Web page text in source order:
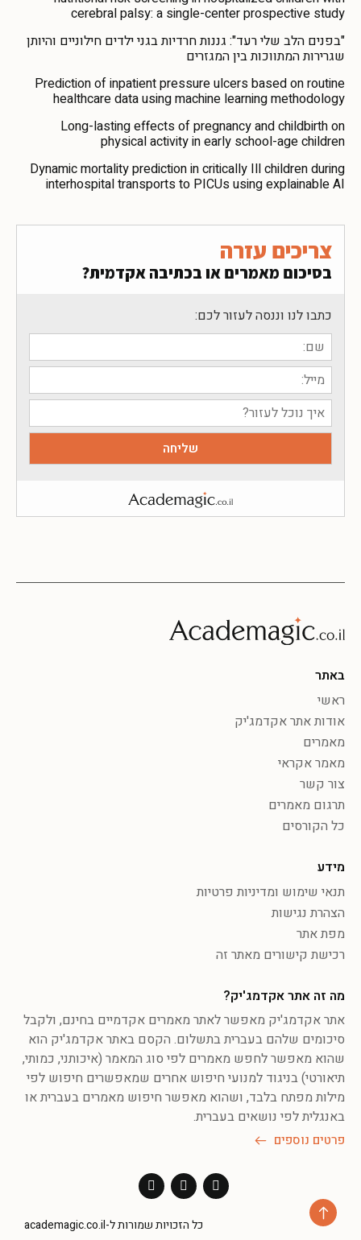
cerebral palsy: a single-center prospective study
"בפנים הלב שלי רעד": גננות חרדיות בגני ילדים חילוניים והיותן
שגרירות המתווכות בין המגזרים
Prediction of inpatient pressure ulcers based on routine
healthcare data using machine learning methodology
Long-lasting effects of pregnancy and childbirth on
physical activity in early school-age children
Dynamic mortality prediction in critically Ill children during
interhospital transports to PICUs using explainable AI
צריכים עזרה
בסיכום מאמרים או בכתיבה אקדמית?
כתבו לנו וננסה לעזור לכם:
באתר
ראשי
אודות אתר אקדמג'יק
מאמרים
מאמר אקראי
צור קשר
תרגום מאמרים
כל הקורסים
מידע
תנאי שימוש ומדיניות פרטיות
הצהרת נגישות
מפת אתר
רכישת קישורים מאתר זה
מה זה אתר אקדמג'יק?
אתר אקדמג'יק מאפשר לאתר מאמרים אקדמיים בחינם, ולקבל
סיכומים שלהם בעברית בתשלום. הקסם באתר אקדמג'יק הוא
שהוא מאפשר לחפש מאמרים לפי סוג המאמר (איכותני, כמותי,
תיאורטי) בניגוד למנועי חיפוש אחרים שמאפשרים חיפוש לפי
מילות מפתח בלבד, ושהוא מאפשר חיפוש מאמרים בעברית או
באנגלית לפי נושאים בעברית.
פרטים נוספים
כל הזכויות שמורות ל-academagic.co.il